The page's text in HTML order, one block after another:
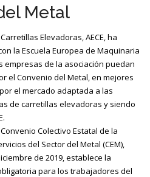
Metal
Elevadoras, AECE, ha
la Escuela Europea de Maquinaria
empresas de la asociación puedan
el Convenio del Metal, en mejores
el mercado adaptada a las
de carretillas elevadoras y siendo
Colectivo Estatal de la
del Sector del Metal (CEM),
de 2019, establece la
para los trabajadores del